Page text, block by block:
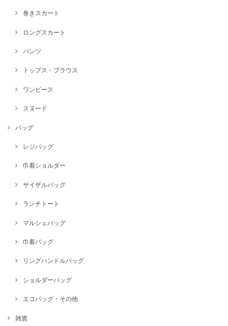
巻きスカート
ロングスカート
パンツ
トップス・ブラウス
ワンピース
スヌード
バッグ
レジバッグ
巾着ショルダー
サイザルバッグ
ランチトート
マルシェバッグ
巾着バッグ
リングハンドルバッグ
ショルダーバッグ
エコバッグ・その他
雑貨